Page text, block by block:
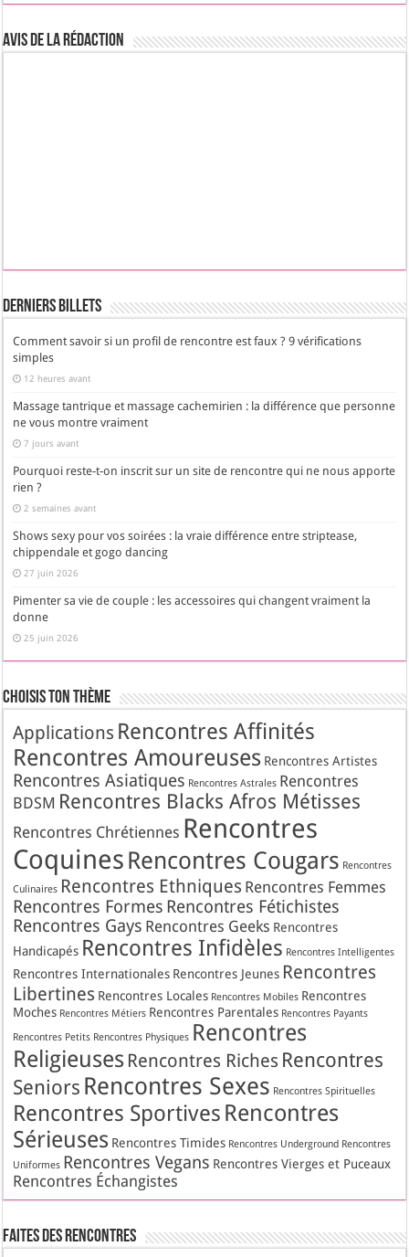
Avis de la rédaction
Derniers Billets
Comment savoir si un profil de rencontre est faux ? 9 vérifications
simples
12 heures avant
Massage tantrique et massage cachemirien : la différence que personne
ne vous montre vraiment
7 jours avant
Pourquoi reste-t-on inscrit sur un site de rencontre qui ne nous apporte
rien ?
2 semaines avant
Shows sexy pour vos soirées : la vraie différence entre striptease,
chippendale et gogo dancing
27 juin 2026
Pimenter sa vie de couple : les accessoires qui changent vraiment la
donne
25 juin 2026
Choisis Ton Thème
Applications Rencontres Affinités
Rencontres Amoureuses Rencontres Artistes
Rencontres Asiatiques Rencontres Astrales Rencontres
BDSM Rencontres Blacks Afros Métisses
Rencontres Chrétiennes Rencontres
Coquines Rencontres Cougars Rencontres
Culinaires Rencontres Ethniques Rencontres Femmes
Rencontres Formes Rencontres Fétichistes
Rencontres Gays Rencontres Geeks Rencontres
Handicapés Rencontres Infidèles Rencontres Intelligentes
Rencontres Internationales Rencontres Jeunes Rencontres
Libertines Rencontres Locales Rencontres Mobiles Rencontres
Moches Rencontres Métiers Rencontres Parentales Rencontres Payants
Rencontres Petits Rencontres Physiques Rencontres
Religieuses Rencontres Riches Rencontres
Seniors Rencontres Sexes Rencontres Spirituelles
Rencontres Sportives Rencontres
Sérieuses Rencontres Timides Rencontres Underground Rencontres
Uniformes Rencontres Vegans Rencontres Vierges et Puceaux
Rencontres Échangistes
Faites des Rencontres